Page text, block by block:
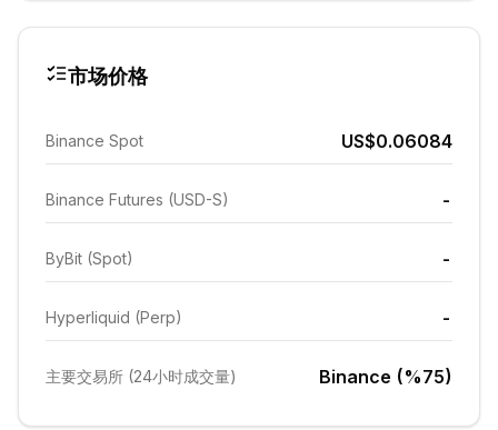
市场价格
Binance Spot US$0.06084
Binance Futures (USD-S) -
ByBit (Spot) -
Hyperliquid (Perp) -
主要交易所 (24小时成交量) Binance (%75)